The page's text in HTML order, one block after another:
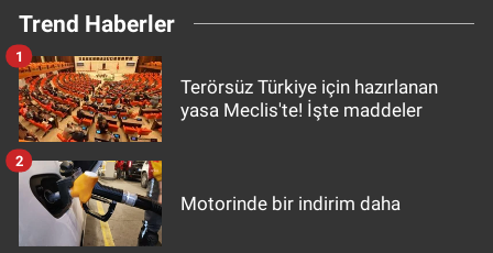
Trend Haberler
Terörsüz Türkiye için hazırlanan
yasa Meclis'te! İşte maddeler
1
Motorinde bir indirim daha
2